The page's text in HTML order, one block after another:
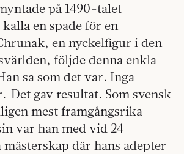
på 1490-talet
en spade för en
en nyckelfigur i den
följde denna enkla
sa som det var. Inga
Det gav resultat. Som svensk
mest framgångsrika
var han med vid 24
där hans adepter